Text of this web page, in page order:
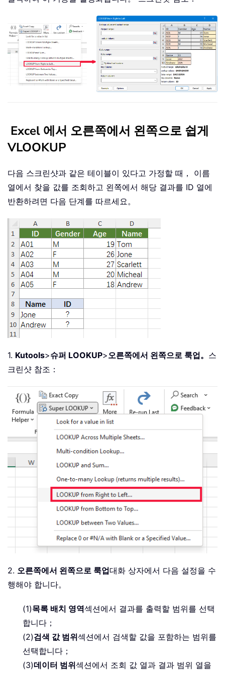
Excel 에서 오른쪽에서 왼쪽으로 쉽게
VLOOKUP
다음 스크린샷과 같은 테이블이 있다고 가정할 때， 이름
열에서 찾을 값를 조회하고 왼쪽에서 해당 결과를 ID 열에
반환하려면 다음 단계를 따르세요。
1. Kutools>슈퍼 LOOKUP>오른쪽에서 왼쪽으로 룩업。 스
크린샷 참조：
2. 오른쪽에서 왼쪽으로 룩업대화 상자에서 다음 설정을 수
행해야 합니다。
(1)목록 배치 영역섹션에서 결과를 출력할 범위를 선택
합니다；
(2)검색 값 범위섹션에서 검색할 값을 포함하는 범위를
선택합니다；
(3)데이터 범위섹션에서 조회 값 열과 결과 범위 열을